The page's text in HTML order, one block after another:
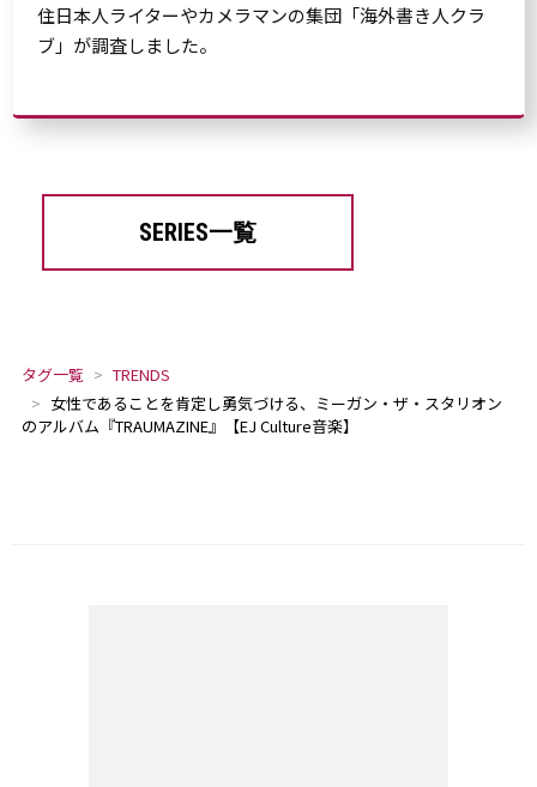
住日本人ライターやカメラマンの集団「海外書き人クラ
ブ」が調査しました。
SERIES一覧
タグ一覧
TRENDS
女性であることを肯定し勇気づける、ミーガン・ザ・スタリオン
のアルバム『TRAUMAZINE』【EJ Culture音楽】